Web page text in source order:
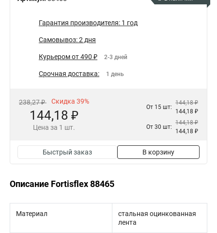
Гарантия производителя: 1 год
Самовывоз: 2 дня
Курьером от 490 ₽ 2-3 дней
Срочная доставка: 1 день
238,27 ₽ Скидка 39%
144,18 ₽
Цена за 1 шт.
От 15 шт:
144,18 ₽
144,18 ₽
От 30 шт:
144,18 ₽
144,18 ₽
Быстрый заказ В корзину
Описание Fortisflex 88465
Материал
стальная оцинкованная
лента